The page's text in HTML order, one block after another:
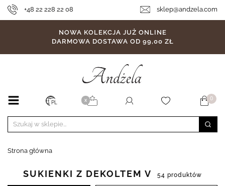
+48 22 228 22 08 sklep@andzela.com
NOWA KOLEKCJA JUŻ ONLINE
DARMOWA DOSTAWA OD 99,00 ZŁ
PL X 0
Strona główna
SUKIENKI Z DEKOLTEM V 54 produktów